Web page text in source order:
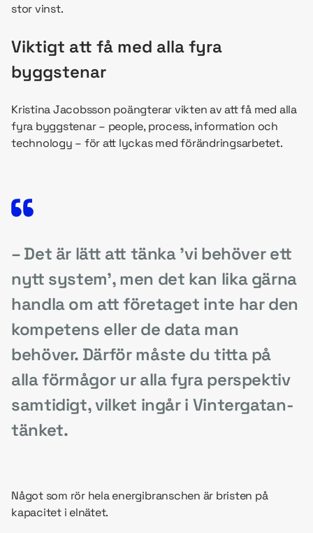
stor vinst.
Viktigt att få med alla fyra
byggstenar
Kristina Jacobsson poängterar vikten av att få med alla
fyra byggstenar – people, process, information och
technology – för att lyckas med förändringsarbetet.
– Det är lätt att tänka ’vi behöver ett
nytt system’, men det kan lika gärna
handla om att företaget inte har den
kompetens eller de data man
behöver. Därför måste du titta på
alla förmågor ur alla fyra perspektiv
samtidigt, vilket ingår i Vintergatan-
tänket.
Något som rör hela energibranschen är bristen på
kapacitet i elnätet.